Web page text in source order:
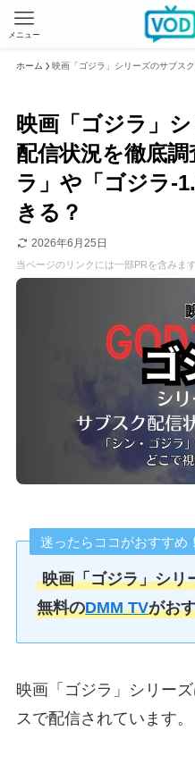
メニュー
ホーム 映画「ゴジラ」シリーズのサブス
映画「ゴジラ」
配信状況を徹底
ラ」や「ゴジラ-
きる？
2026年6月25日
当ページのリンクには一部PRを含みます
迷ったらココがおすすめ！
映画「ゴジラ」シリ
無料のDMM TVがお
映画「ゴジラ」シリー
スで配信されています。